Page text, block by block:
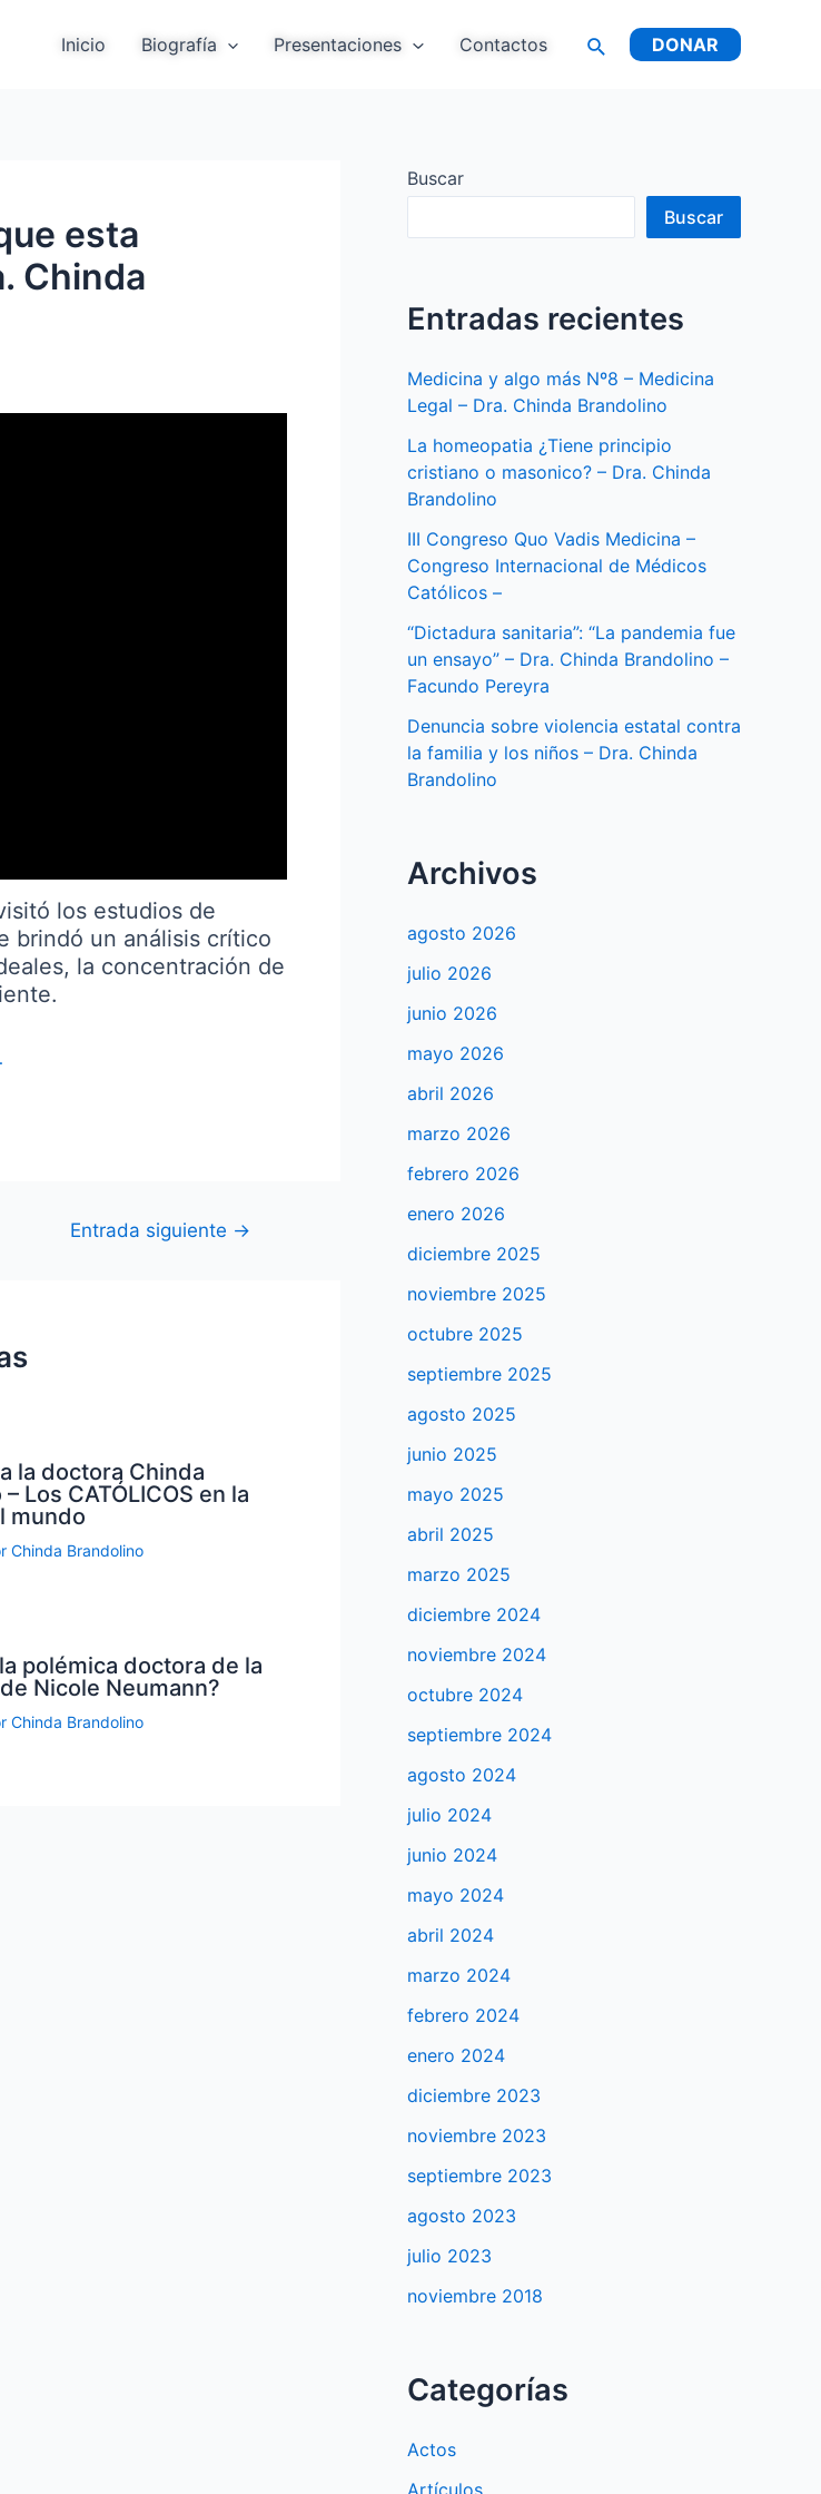
Inicio Biografía Presentaciones Contactos DONAR
esta
Chinda
los estudios de
brindó un análisis crítico
la concentración de
Entrada siguiente →
la doctora Chinda
Los CATÓLICOS en la
mundo
Chinda Brandolino
polémica doctora de la
Nicole Neumann?
Chinda Brandolino
Buscar
Buscar
Entradas recientes
Medicina y algo más Nº8 – Medicina
Legal – Dra. Chinda Brandolino
La homeopatia ¿Tiene principio
cristiano o masonico? – Dra. Chinda
Brandolino
III Congreso Quo Vadis Medicina –
Congreso Internacional de Médicos
Católicos –
“Dictadura sanitaria”: “La pandemia fue
un ensayo” – Dra. Chinda Brandolino –
Facundo Pereyra
Denuncia sobre violencia estatal contra
la familia y los niños – Dra. Chinda
Brandolino
Archivos
agosto 2026
julio 2026
junio 2026
mayo 2026
abril 2026
marzo 2026
febrero 2026
enero 2026
diciembre 2025
noviembre 2025
octubre 2025
septiembre 2025
agosto 2025
junio 2025
mayo 2025
abril 2025
marzo 2025
diciembre 2024
noviembre 2024
octubre 2024
septiembre 2024
agosto 2024
julio 2024
junio 2024
mayo 2024
abril 2024
marzo 2024
febrero 2024
enero 2024
diciembre 2023
noviembre 2023
septiembre 2023
agosto 2023
julio 2023
noviembre 2018
Categorías
Actos